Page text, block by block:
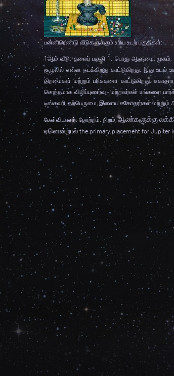
பன்னிரெண்டு வீடுகளுக்கும் உரிய உடற் பகுதிகள்:
1ஆம் வீடு: தலைப் பகுதி 1. பொது ஆளுமை,முகம்,
சூழலில் என்ன நடக்கிறது காட்டுகிறது. இது உடல்
திறமைகள் மற்றும் பரிசுகளை காட்டுகிறது. சுகாதார
சொந்தமாக விழிப்புணர்வு - மற்றவர்கள் உங்களை
டிஸ்கவரி,தற்பெருமை, இளைய சகோதரர்கள் மற்றும்
கேள்வியாளர். தோற்றம். நிறம்,ஆண்களுக்கு
ஏனென்றால் the primary placement for Jupiter